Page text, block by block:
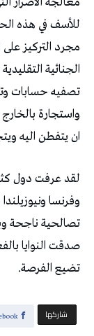
‬ان‭ ‬يتفطن‭ ‬اليه‭ ‬ويتجنبه‭ ‬الجميع‭. ‬
‬تضيع‭ ‬الفرصة‭.‬
‫‫ شاركها‬